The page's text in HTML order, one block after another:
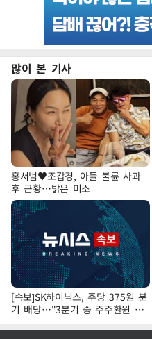
많이 본 기사
홍서범♥조갑경, 아들 불륜 사과
후 근황…밝은 미소
[속보]SK하이닉스, 주당 375원 분
기 배당…"3분기 중 주주환원 방
안 확정"